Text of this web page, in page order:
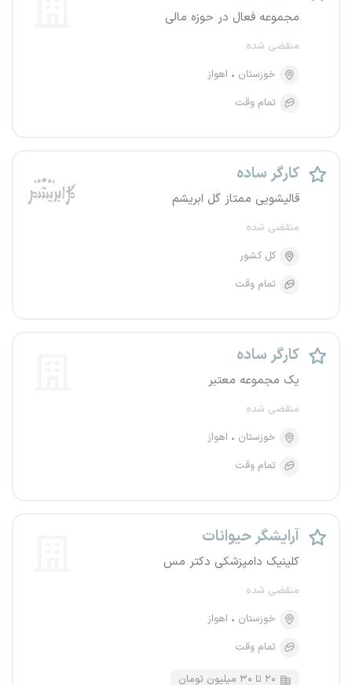
مجموعه فعال در حوزه مالی
منقضی شده
خوزستان
اهواز
تمام وقت
کارگر ساده
قالیشویی ممتاز گل ابریشم
منقضی شده
کل کشور
تمام وقت
کارگر ساده
یک مجموعه معتبر
منقضی شده
خوزستان
اهواز
تمام وقت
آرایشگر حیوانات
کلینیک دامپزشکی دکتر مس
منقضی شده
خوزستان
اهواز
تمام وقت
۲۰ تا ۳۰ میلیون تومان